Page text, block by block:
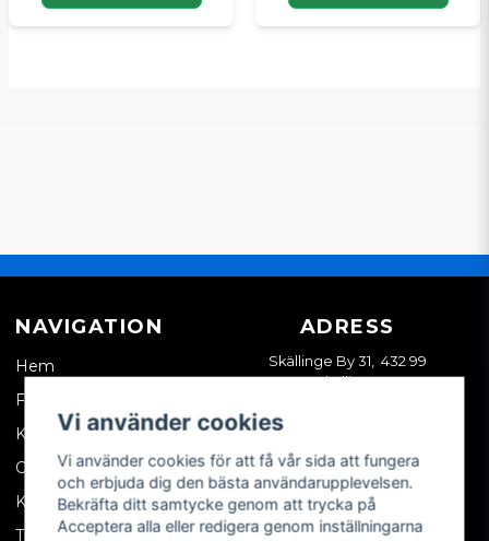
NAVIGATION
Hem
Företagskund
Kontakta oss
Om oss
Köpvillkor
Tips & trix
ADRESS
Skällinge By 31, 432 99
Skällinge
Vi använder cookies
Vi använder cookies för att få vår sida att fungera
och erbjuda dig den bästa användarupplevelsen.
Bekräfta ditt samtycke genom att trycka på
Acceptera alla eller redigera genom inställningarna